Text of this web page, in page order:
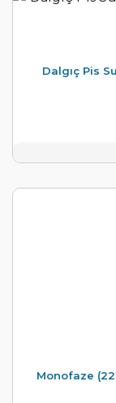
Dalgıç Pis
Monofaze